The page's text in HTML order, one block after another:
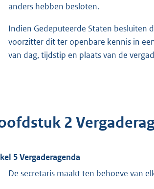
anders hebben besloten.
Indien Gedeputeerde Staten besluiten
voorzitter dit ter openbare kennis in
van dag, tijdstip en plaats van de
2
5 Vergaderagenda
De secretaris maakt ten behoeve van